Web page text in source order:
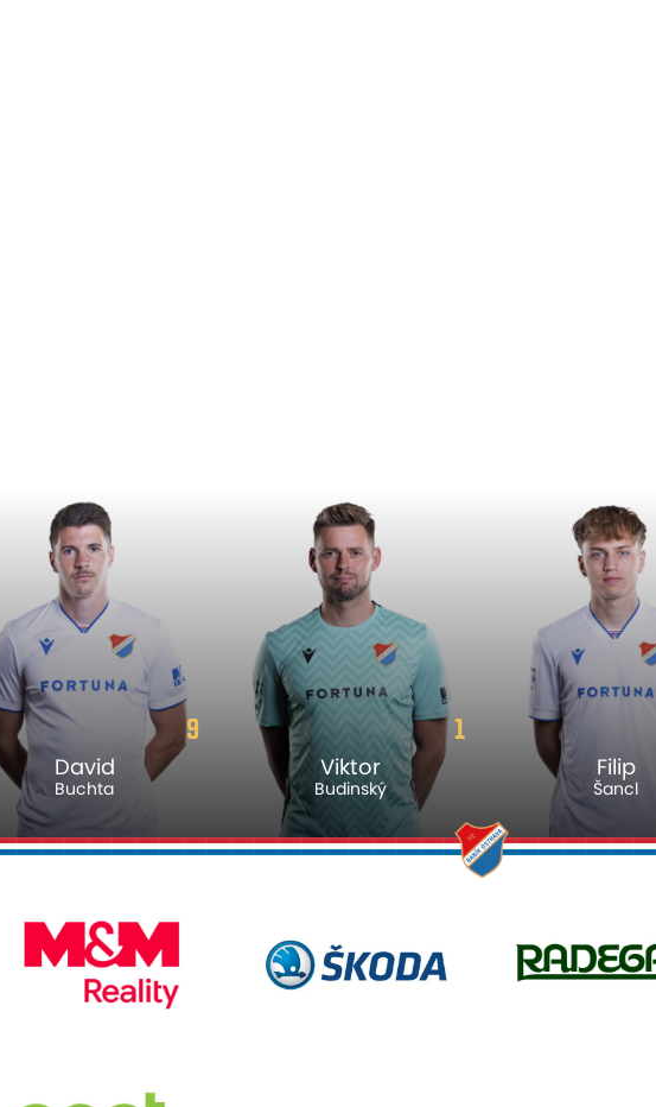
9
David
Buchta
1
Viktor
Budinský
Filip
Šancl